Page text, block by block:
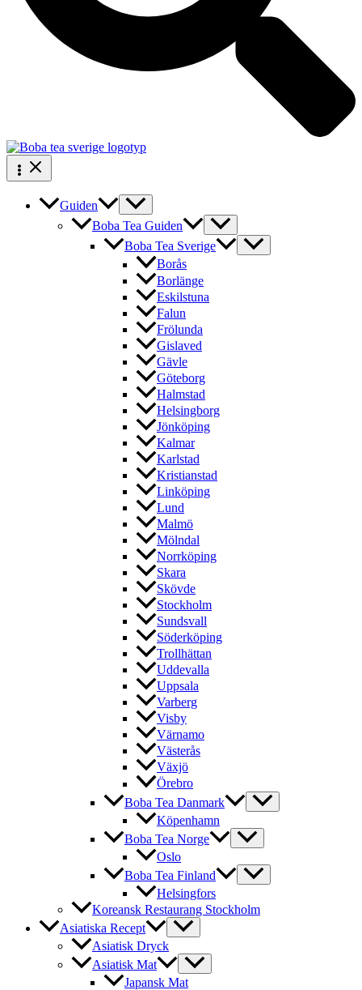
Guiden
Boba Tea Guiden
Boba Tea Sverige
Borås
Borlänge
Eskilstuna
Falun
Frölunda
Gislaved
Gävle
Göteborg
Halmstad
Helsingborg
Jönköping
Kalmar
Karlstad
Kristianstad
Linköping
Lund
Malmö
Mölndal
Norrköping
Skara
Skövde
Stockholm
Sundsvall
Söderköping
Trollhättan
Uddevalla
Uppsala
Varberg
Visby
Värnamo
Västerås
Växjö
Örebro
Boba Tea Danmark
Köpenhamn
Boba Tea Norge
Oslo
Boba Tea Finland
Helsingfors
Koreansk Restaurang Stockholm
Asiatiska Recept
Asiatisk Dryck
Asiatisk Mat
Japansk Mat